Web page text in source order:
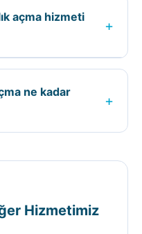
göre
keşif
açma hizmeti
+
24 acil tıkanıklık
bize
ne kadar
+
süresi; işin
Hizmetimiz